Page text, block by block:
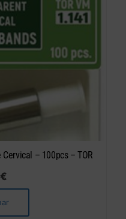
– 100pcs – TOR
€